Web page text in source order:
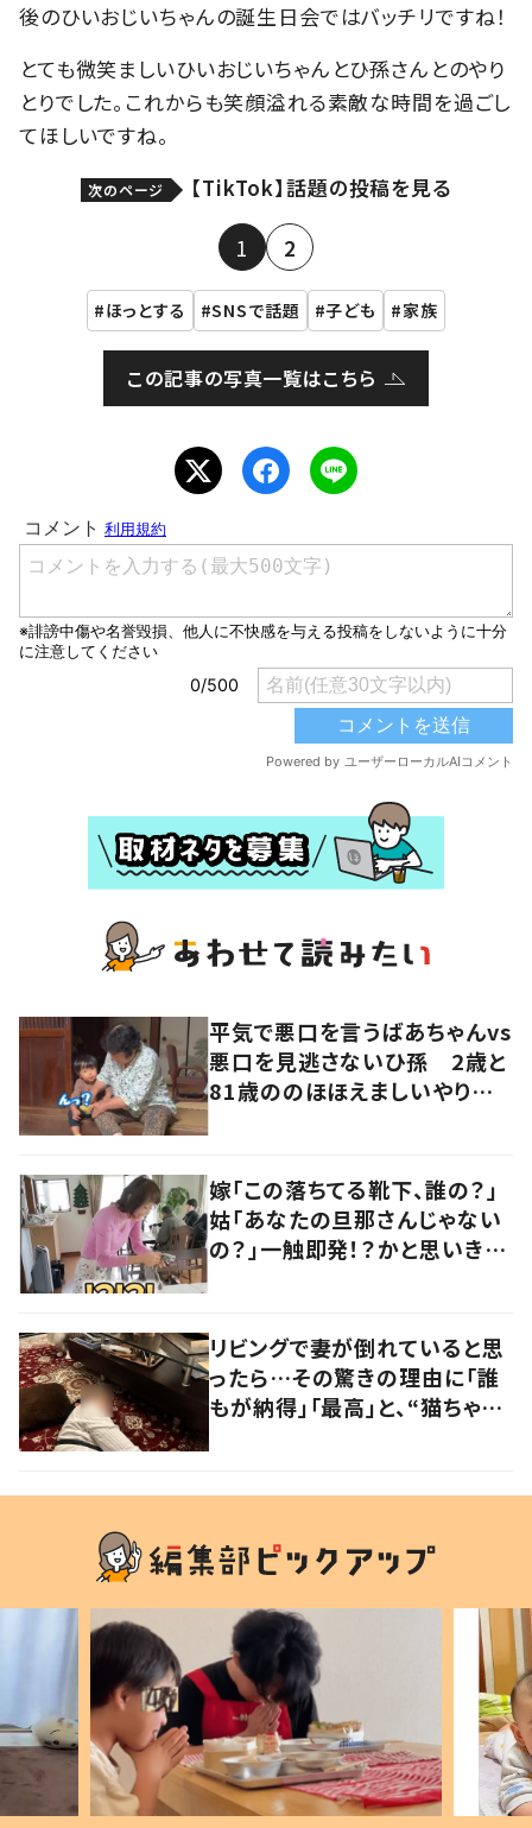
後のひいおじいちゃんの誕生日会ではバッチリですね！
とても微笑ましいひいおじいちゃんとひ孫さんとのやり
とりでした。これからも笑顔溢れる素敵な時間を過ごし
てほしいですね。
次のページ 【TikTok】話題の投稿を見る
1 2
ほっとする SNSで話題 子ども 家族
この記事の写真一覧はこちら
平気で悪口を言うばあちゃんvs
悪口を見逃さないひ孫 2歳と
81歳ののほほえましいやり取り
嫁「この落ちてる靴下、誰の？」
姑「あなたの旦那さんじゃない
の？」一触即発！？かと思いき
リビングで妻が倒れていると思
ったら…その驚きの理由に「誰
もが納得」「最高」と、“猫ちゃん